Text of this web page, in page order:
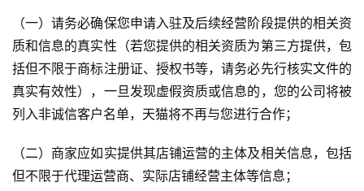
察
电
商
运
直
登录 注册
（一）请务必确保您申请入驻及后续经营阶段提供的相关资
质和信息的真实性（若您提供的相关资质为第三方提供，包
括但不限于商标注册证、授权书等，请务必先行核实文件的
真实有效性），一旦发现虚假资质或信息的，您的公司将被
列入非诚信客户名单，天猫将不再与您进行合作；
（二）商家应如实提供其店铺运营的主体及相关信息，包括
但不限于代理运营商、实际店铺经营主体等信息；